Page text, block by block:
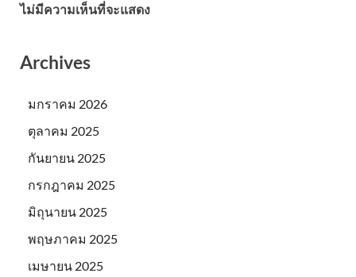
ไม่มีความเห็นที่จะแสดง
Archives
มกราคม 2026
ตุลาคม 2025
กันยายน 2025
กรกฎาคม 2025
มิถุนายน 2025
พฤษภาคม 2025
เมษายน 2025